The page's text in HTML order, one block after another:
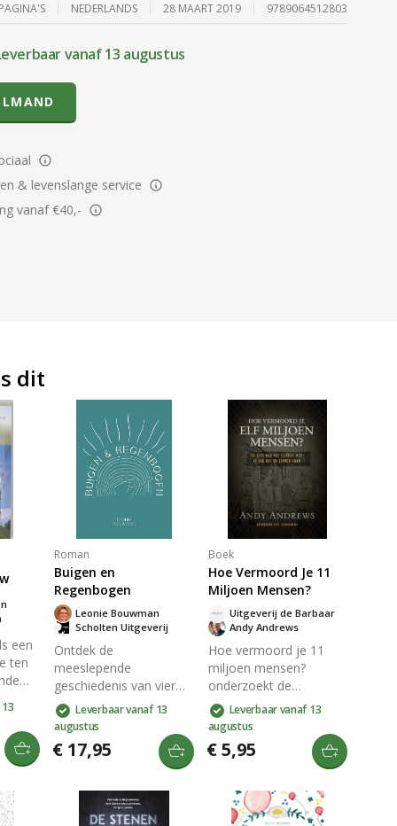
NEDERLANDS 28 MAART 2019 9789064512803
vanaf 13 augustus
& levenslange service
vanaf €40,-
dit
een
ten
van
Roman
Buigen en
Regenbogen
Scholten Uitgeverij
Leonie Bouwman
Ontdek de
meeslepende
geschiedenis van vier
generaties vrouwen die
strijden tegen de
onzichtbare destructie
in hun gezinnen. De
impact van de Tweede
Wereldoorlog en de
kracht van liefde en
Leverbaar vanaf 13
augustus
€ 17,95
Boek
Hoe Vermoord Je 11
Miljoen Mensen?
Andy Andrews
Uitgeverij de Barbaar
Hoe vermoord je 11
miljoen mensen?
onderzoekt de
verraderlijke kracht van
leugens in de
waarschuwing voor de
moderne realiteit. Andy
Andrews legt uit hoe
misleiding leidde tot
Leverbaar vanaf 13
augustus
€ 5,95